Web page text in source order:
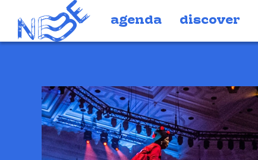
agenda discover